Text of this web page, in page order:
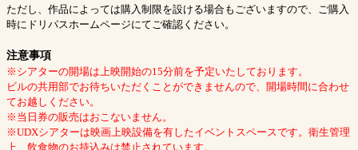
ただし、作品によっては購入制限を設ける場合もございますので、ご購入
時にドリパスホームページにてご確認ください。
注意事項
※シアターの開場は上映開始の15分前を予定いたしております。
ビルの共用部でお待ちいただくことができませんので、開場時間に合わせ
てお越しください。
※当日券の販売はおこないません。
※UDXシアターは映画上映設備を有したイベントスペースです。衛生管理
上、飲食物のお持込みは禁止されています。